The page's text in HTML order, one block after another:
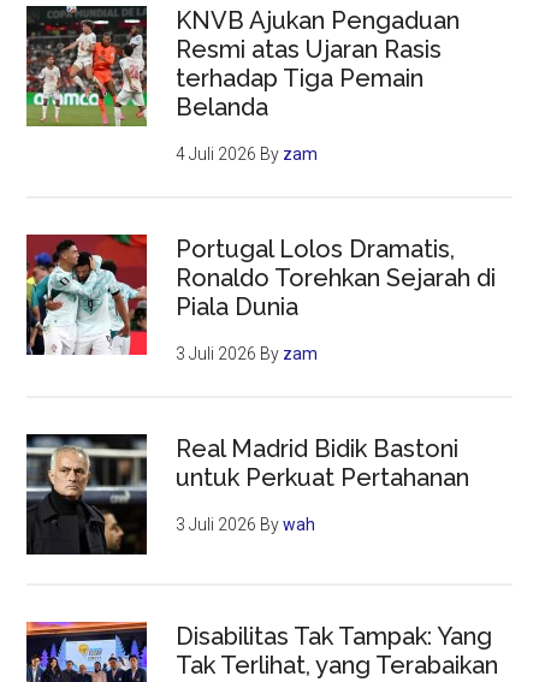
KNVB Ajukan Pengaduan
Resmi atas Ujaran Rasis
terhadap Tiga Pemain
Belanda
4 Juli 2026 By zam
Portugal Lolos Dramatis,
Ronaldo Torehkan Sejarah di
Piala Dunia
3 Juli 2026 By zam
Real Madrid Bidik Bastoni
untuk Perkuat Pertahanan
3 Juli 2026 Bywah
Disabilitas Tak Tampak: Yang
Tak Terlihat, yang Terabaikan